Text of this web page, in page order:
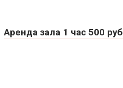
Аренда зала 1 час 500 руб